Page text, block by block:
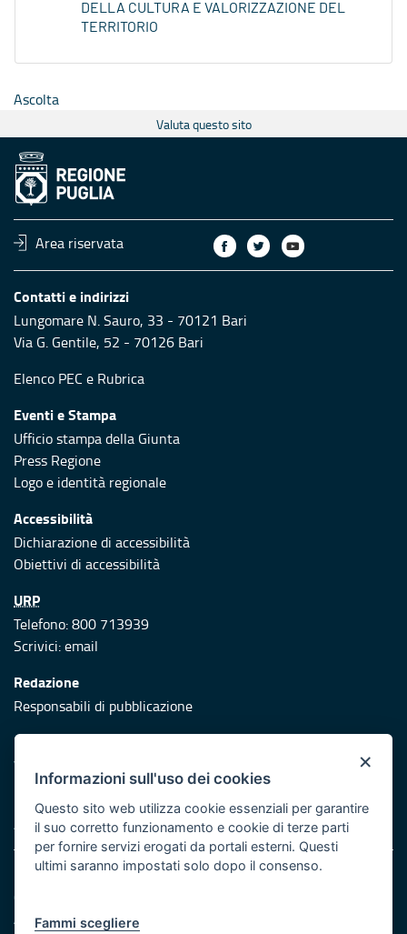
DELLA CULTURA E VALORIZZAZIONE DEL
TERRITORIO
Ascolta
Valuta questo sito
Area riservata
Contatti e indirizzi
Lungomare N. Sauro, 33 - 70121 Bari
Via G. Gentile, 52 - 70126 Bari
Elenco PEC e Rubrica
Eventi e Stampa
Ufficio stampa della Giunta
Press Regione
Logo e identità regionale
Accessibilità
Dichiarazione di accessibilità
Obiettivi di accessibilità
URP
Telefono: 800 713939
Scrivici:email
Redazione
Responsabili di pubblicazione
Protezione civile
Vai al sito di Protezione Civile Puglia
Iniziativa finanziata con risorse del POR Puglia 2014/2020 -
Asse XI
Note legali
Cookie e privacy
Atti di notifica
×
Informazioni sull'uso dei cookies
Questo sito web utilizza cookie essenziali per garantire
il suo corretto funzionamento e cookie di terze parti
per fornire servizi erogati da portali esterni. Questi
ultimi saranno impostati solo dopo il consenso.
Fammi scegliere